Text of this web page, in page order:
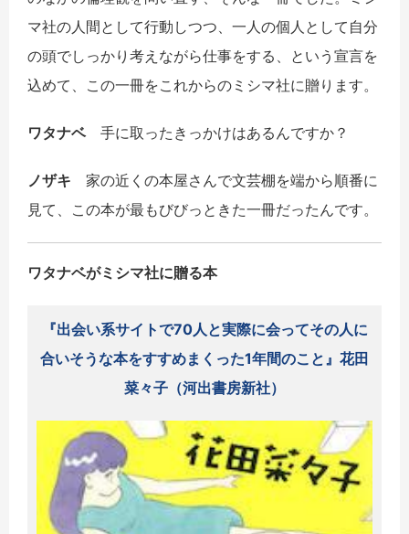
マ社の人間として行動しつつ、一人の個人として自分
の頭でしっかり考えながら仕事をする、という宣言を
込めて、この一冊をこれからのミシマ社に贈ります。
ワタナベ手に取ったきっかけはあるんですか？
ノザキ 家の近くの本屋さんで文芸棚を端から順番に
見て、この本が最もびびっときた一冊だったんです。
ワタナベがミシマ社に贈る本
『出会い系サイトで70人と実際に会ってその人に
合いそうな本をすすめまくった1年間のこと』花田
菜々子（河出書房新社）